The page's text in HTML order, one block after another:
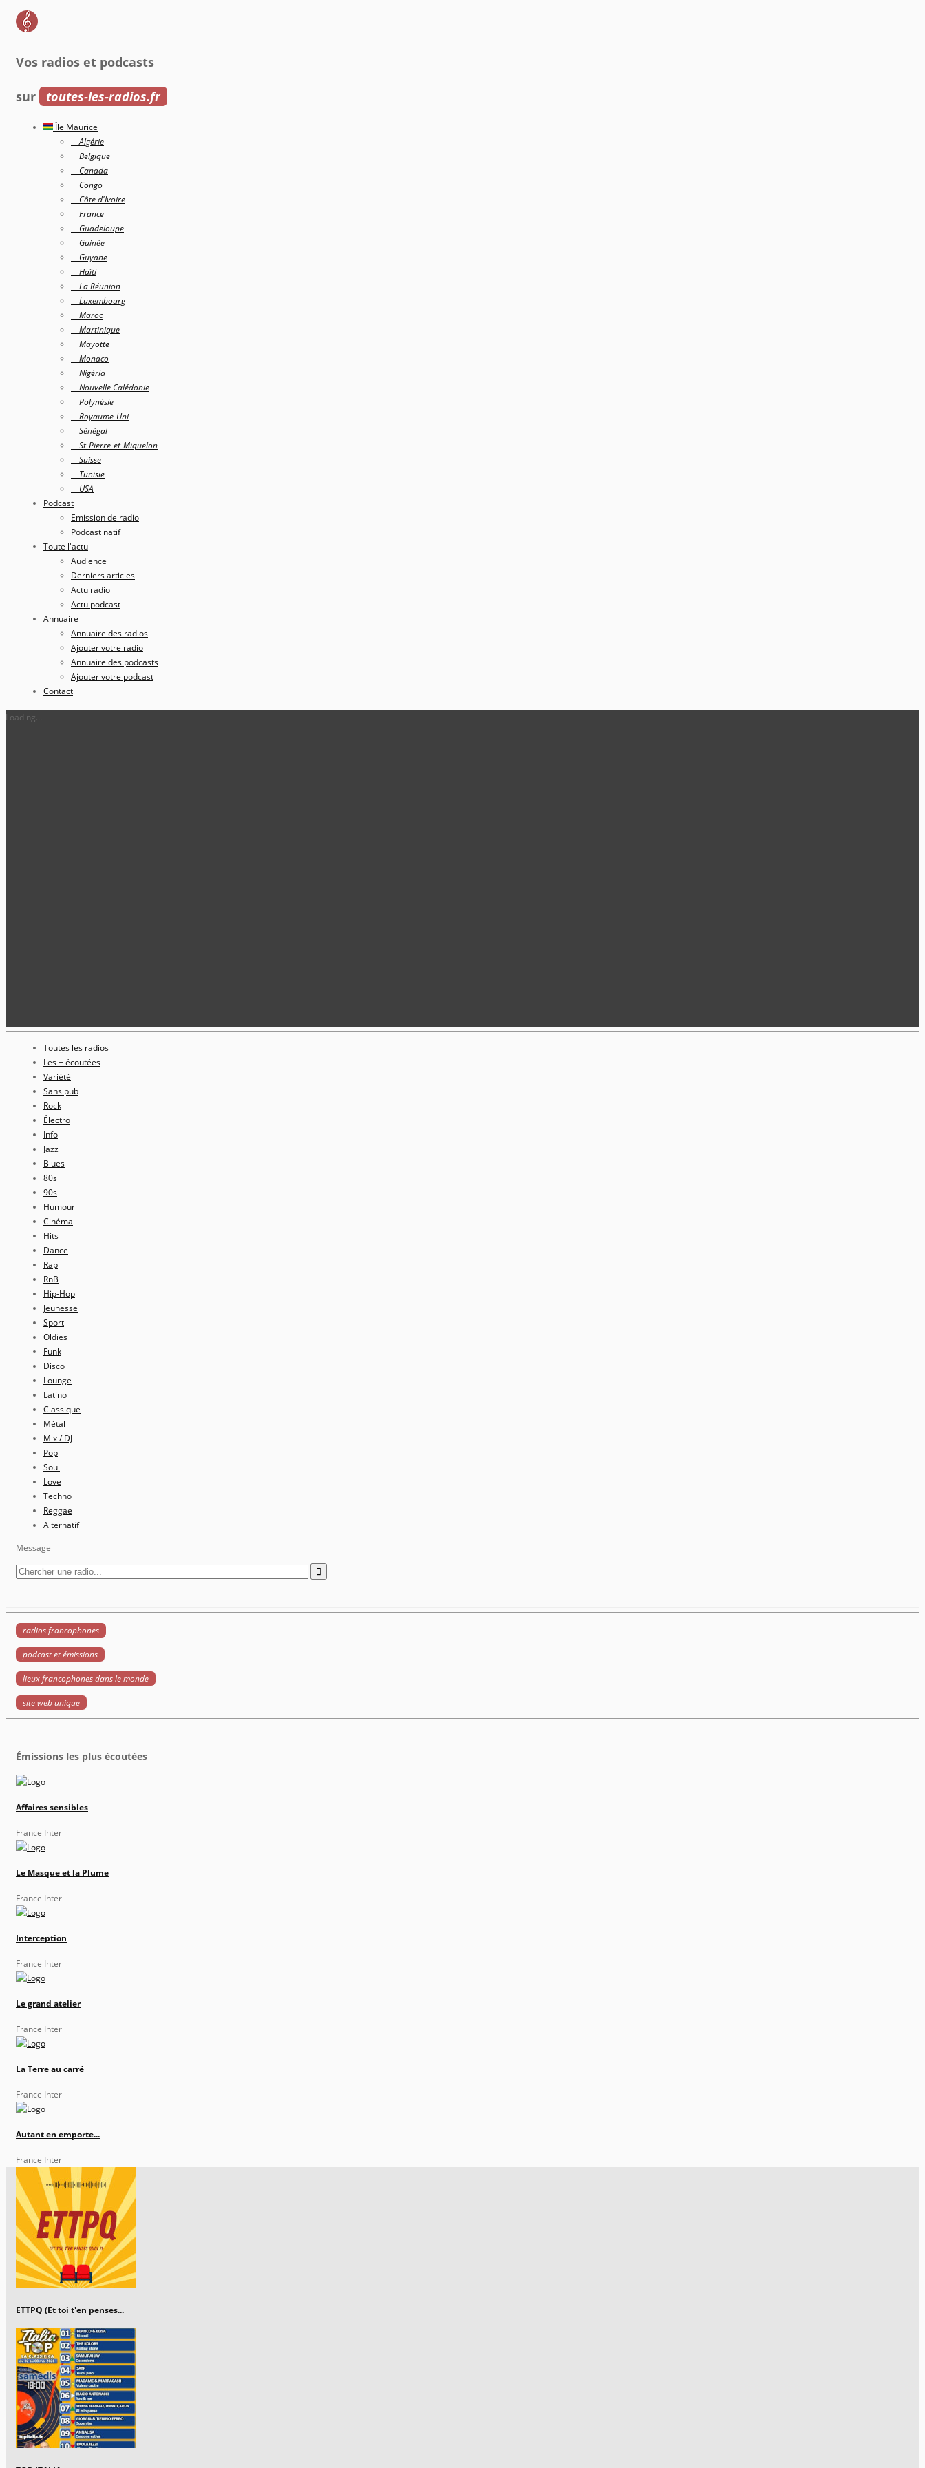
Vos radios et podcasts
sur toutes-les-radios.fr
Île Maurice
Algérie
Belgique
Canada
Congo
Côte d'Ivoire
France
Guadeloupe
Guinée
Guyane
Haîti
La Réunion
Luxembourg
Maroc
Martinique
Mayotte
Monaco
Nigéria
Nouvelle Calédonie
Polynésie
Royaume-Uni
Sénégal
St-Pierre-et-Miquelon
Suisse
Tunisie
USA
Podcast
Emission de radio
Podcast natif
Toute l'actu
Audience
Derniers articles
Actu radio
Actu podcast
Annuaire
Annuaire des radios
Ajouter votre radio
Annuaire des podcasts
Ajouter votre podcast
Contact
Loading...
Toutes les radios
Les + écoutées
Variété
Sans pub
Rock
Électro
Info
Jazz
Blues
80s
90s
Humour
Cinéma
Hits
Dance
Rap
RnB
Hip-Hop
Jeunesse
Sport
Oldies
Funk
Disco
Lounge
Latino
Classique
Métal
Mix / DJ
Pop
Soul
Love
Techno
Reggae
Alternatif
Message
radios francophones
podcast et émissions
lieux francophones dans le monde
site web unique
Émissions les plus écoutées
Affaires sensibles
France Inter
Le Masque et la Plume
France Inter
Interception
France Inter
Le grand atelier
France Inter
La Terre au carré
France Inter
Autant en emporte...
France Inter
ETTPQ (Et toi t'en penses...